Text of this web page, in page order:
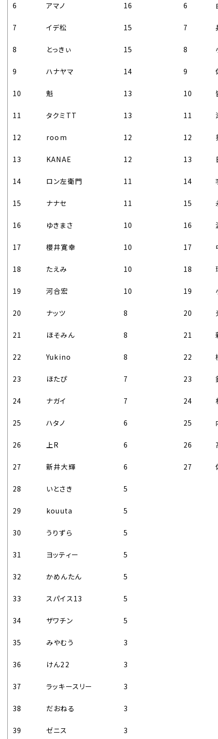
6 アマノ 16 6
7 イデ松 15 7
8 とっきぃ 15 8
9 ハナヤマ 14 9
10 魁 13 10
11 タクミTT 13 11
12 room 12 12
13 KANAE 12 13
14 ロン左衛門 11 14
15 ナナセ 11 15
16 ゆきまさ 10 16
17 櫻井寛幸 10 17
18 たえみ 10 18
19 河合宏 10 19
20 ナッツ 8 20
21 ほそみん 8 21
22 Yukino 8 22
23 ほたぴ 7 23
24 ナガイ 7 24
25 ハタノ 6 25
26 上R 6 26
27 新井大輝 6 27
28 いとさき 5
29 kouuta 5
30 うりずら 5
31 ヨッティー 5
32 かめんたん 5
33 スパイス13 5
34 ザワチン 5
35 みやむう 3
36 けん22 3
37 ラッキースリー 3
38 だおねる 3
39 ゼニス 3